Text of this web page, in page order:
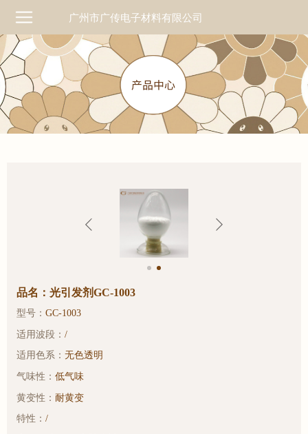
广州市广传电子材料有限公司
品名：光引发剂GC-1003
型号：GC-1003
适用波段：/
适用色系：无色透明
气味性：低气味
黄变性：耐黄变
特性：/